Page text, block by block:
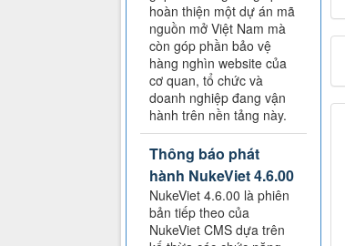
hoàn thiện một dự án mã
nguồn mở Việt Nam mà
còn góp phần bảo vệ
hàng nghìn website của
cơ quan, tổ chức và
doanh nghiệp đang vận
hành trên nền tảng này.
Thông báo phát
hành NukeViet 4.6.00
NukeViet 4.6.00 là phiên
bản tiếp theo của
NukeViet CMS dựa trên